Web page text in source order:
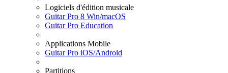
Logiciels d'édition musicale
Guitar Pro 8 Win/macOS
Guitar Pro Education
Applications Mobile
Guitar Pro iOS/Android
Partitions